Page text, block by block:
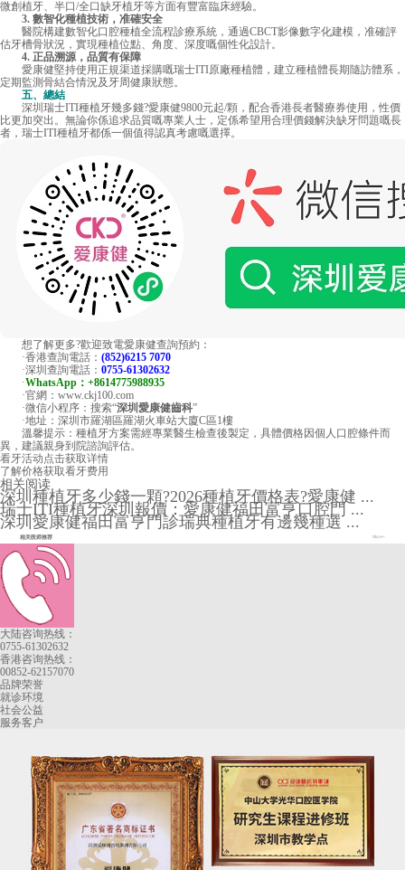
微創植牙、半口/全口缺牙植牙等方面有豐富臨床經驗。
3. 數智化種植技術，准確安全
醫院構建數智化口腔種植全流程診療系統，通過CBCT影像數字化建模，准確評
估牙槽骨狀況，實現種植位點、角度、深度嘅個性化設計。
4. 正品溯源，品質有保障
愛康健堅持使用正規渠道採購嘅瑞士ITI原廠種植體，建立種植體長期隨訪體系，
定期監測骨結合情況及牙周健康狀態。
五、總結
深圳瑞士ITI種植牙幾多錢?愛康健9800元起/顆，配合香港長者醫療券使用，性價
比更加突出。無論你係追求品質嘅專業人士，定係希望用合理價錢解決缺牙問題嘅長
者，瑞士ITI種植牙都係一個值得認真考慮嘅選擇。
想了解更多?歡迎致電愛康健查詢預約：
·香港查詢電話： (852)6215 7070
·深圳查詢電話： 0755-61302632
·WhatsApp：+8614775988935
·官網：www.ckj100.com
·微信小程序：搜索“深圳愛康健齒科”
·地址：深圳市羅湖區羅湖火車站大廈C區1樓
溫馨提示：種植牙方案需經專業醫生檢查後製定，具體價格因個人口腔條件而
異，建議親身到院諮詢評估。
看牙活动点击获取详情
了解价格获取看牙费用
相关阅读
深圳種植牙多少錢一顆?2026種植牙價格表?愛康健 ...
瑞士ITI種植牙深圳報價：愛康健福田富亨口腔門 ...
深圳愛康健福田富亨門診瑞典種植牙有邊幾種選 ...
相关医师推荐 More+
大陆咨询热线：
0755-61302632
香港咨询热线：
00852-62157070
品牌荣誉
就诊环境
社会公益
服务客户